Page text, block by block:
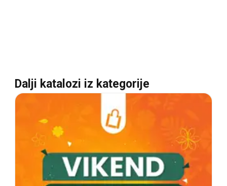
Dalji katalozi iz kategorije